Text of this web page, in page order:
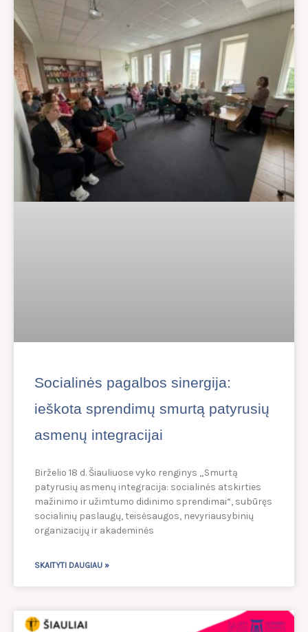
Socialinės pagalbos sinergija:
ieškota sprendimų smurtą patyrusių
asmenų integracijai
Birželio 18 d. Šiauliuose vyko renginys „Smurtą
patyrusių asmenų integracija: socialinės atskirties
mažinimo ir užimtumo didinimo sprendimai“, subūręs
socialinių paslaugų, teisėsaugos, nevyriausybinių
organizacijų ir akademinės
SKAITYTI DAUGIAU »